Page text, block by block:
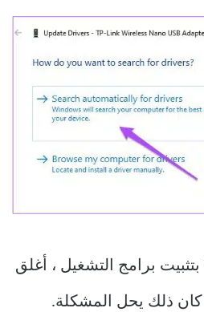
بعد أن يقوم Windows بتثبيت برامج التشغيل ، أغلق
كان ذلك يحل المشكلة.